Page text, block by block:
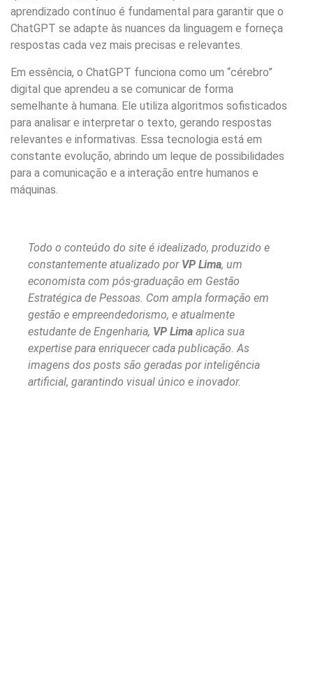
aprendizado contínuo é fundamental para garantir que o
ChatGPT se adapte às nuances da linguagem e forneça
respostas cada vez mais precisas e relevantes.
Em essência, o ChatGPT funciona como um “cérebro”
digital que aprendeu a se comunicar de forma
semelhante à humana. Ele utiliza algoritmos sofisticados
para analisar e interpretar o texto, gerando respostas
relevantes e informativas. Essa tecnologia está em
constante evolução, abrindo um leque de possibilidades
para a comunicação e a interação entre humanos e
máquinas.
Todo o conteúdo do site é idealizado, produzido e
constantemente atualizado por VP Lima, um
economista com pós-graduação em Gestão
Estratégica de Pessoas. Com ampla formação em
gestão e empreendedorismo, e atualmente
estudante de Engenharia, VP Lima aplica sua
expertise para enriquecer cada publicação. As
imagens dos posts são geradas por inteligência
artificial, garantindo visual único e inovador.